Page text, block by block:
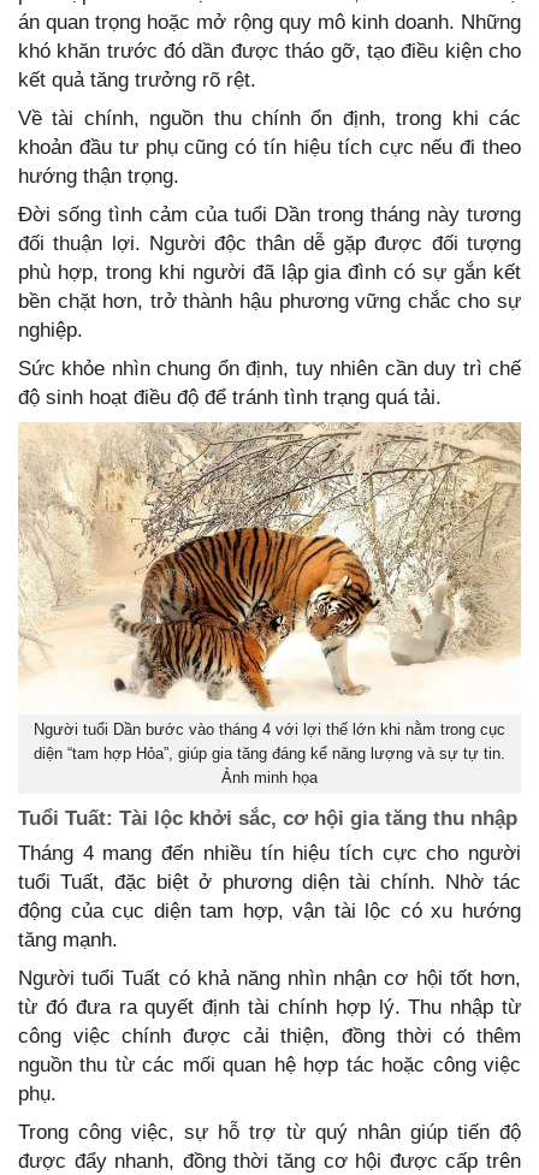
án quan trọng hoặc mở rộng quy mô kinh doanh. Những
khó khăn trước đó dần được tháo gỡ, tạo điều kiện cho
kết quả tăng trưởng rõ rệt.
Về tài chính, nguồn thu chính ổn định, trong khi các
khoản đầu tư phụ cũng có tín hiệu tích cực nếu đi theo
hướng thận trọng.
Đời sống tình cảm của tuổi Dần trong tháng này tương
đối thuận lợi. Người độc thân dễ gặp được đối tượng
phù hợp, trong khi người đã lập gia đình có sự gắn kết
bền chặt hơn, trở thành hậu phương vững chắc cho sự
nghiệp.
Sức khỏe nhìn chung ổn định, tuy nhiên cần duy trì chế
độ sinh hoạt điều độ để tránh tình trạng quá tải.
Người tuổi Dần bước vào tháng 4 với lợi thế lớn khi nằm trong cục
diện “tam hợp Hỏa”, giúp gia tăng đáng kể năng lượng và sự tự tin.
Ảnh minh họa
Tuổi Tuất: Tài lộc khởi sắc, cơ hội gia tăng thu nhập
Tháng 4 mang đến nhiều tín hiệu tích cực cho người
tuổi Tuất, đặc biệt ở phương diện tài chính. Nhờ tác
động của cục diện tam hợp, vận tài lộc có xu hướng
tăng mạnh.
Người tuổi Tuất có khả năng nhìn nhận cơ hội tốt hơn,
từ đó đưa ra quyết định tài chính hợp lý. Thu nhập từ
công việc chính được cải thiện, đồng thời có thêm
nguồn thu từ các mối quan hệ hợp tác hoặc công việc
phụ.
Trong công việc, sự hỗ trợ từ quý nhân giúp tiến độ
được đẩy nhanh, đồng thời tăng cơ hội được cấp trên